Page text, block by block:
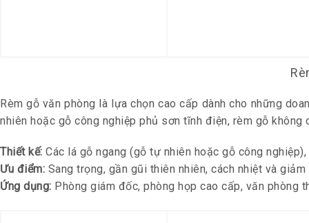
Rèm gỗ văn phòng là lựa chọn cao cấp dành cho những
nhiên hoặc gỗ công nghiệp phủ sơn tĩnh điện, rèm gỗ
Thiết kế: Các lá gỗ ngang (gỗ tự nhiên hoặc gỗ công
Ưu điểm: Sang trọng, gần gũi thiên nhiên, cách nhiệt và
Ứng dụng: Phòng giám đốc, phòng họp cao cấp, văn phòng